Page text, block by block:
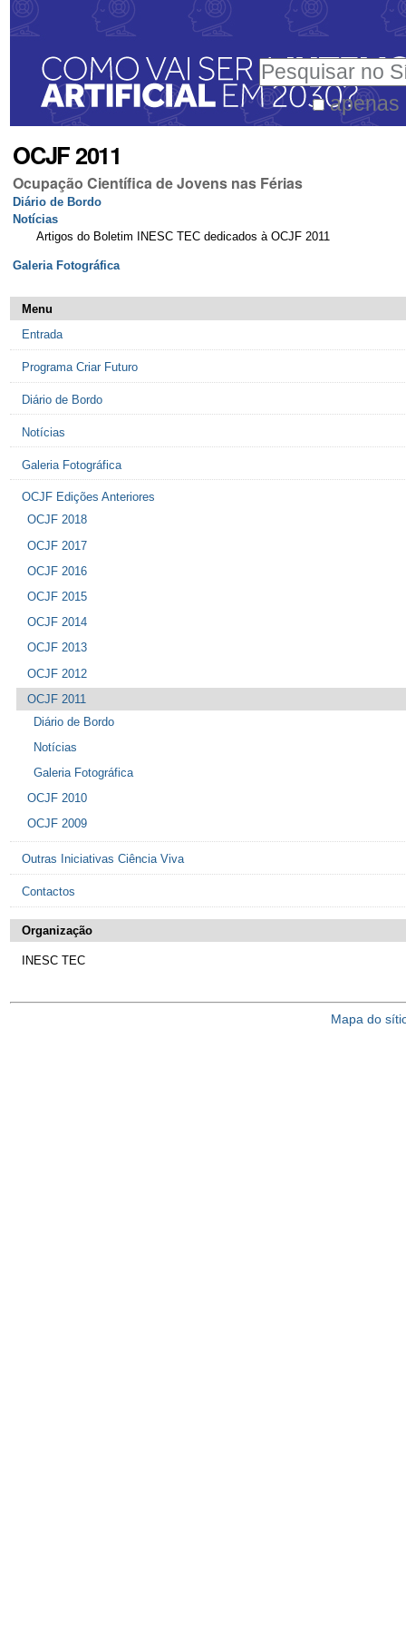
Ir
para
conteúdo.
|
Ir
para
a
navegação
Ferramentas
Pessoais
Pesquisar
apenas
Pesquisa
Avançada…
OCJF 2011
Ocupação Científica de Jovens nas Férias
Diário de Bordo
Notícias
Artigos do Boletim INESC TEC dedicados à OCJF 2011
Galeria Fotográfica
Menu
Entrada
Programa Criar Futuro
Diário de Bordo
Notícias
Galeria Fotográfica
OCJF Edições Anteriores
OCJF 2018
OCJF 2017
OCJF 2016
OCJF 2015
OCJF 2014
OCJF 2013
OCJF 2012
OCJF 2011
Diário de Bordo
Notícias
Galeria Fotográfica
OCJF 2010
OCJF 2009
Outras Iniciativas Ciência Viva
Contactos
Organização
INESC TEC
Mapa do